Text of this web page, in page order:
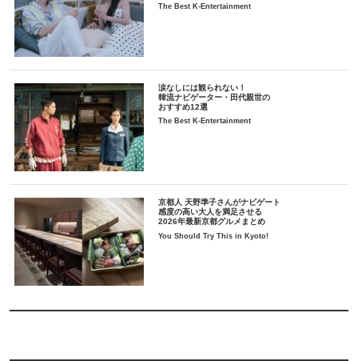
The Best K-Entertainment
涙なしには観られない！
韓流ナビゲーター・田代親世の
おすすめ12選
The Best K-Entertainment
京都人 天野準子さんがナビゲート
感度の高い大人を満足させる
2026年最新京都グルメまとめ
You Should Try This in Kyoto!